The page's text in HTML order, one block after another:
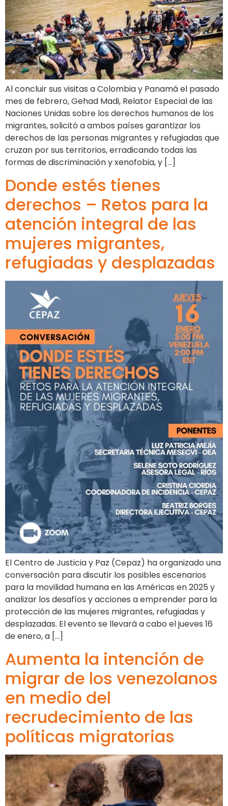
Al concluir sus visitas a Colombia y Panamá el pasado
mes de febrero, Gehad Madi, Relator Especial de las
Naciones Unidas sobre los derechos humanos de los
migrantes, solicitó a ambos países garantizar los
derechos de las personas migrantes y refugiadas que
cruzan por sus territorios, erradicando todas las
formas de discriminación y xenofobia, y […]
Donde estés tienes
derechos – Retos para la
atención integral de las
mujeres migrantes,
refugiadas y desplazadas
El Centro de Justicia y Paz (Cepaz) ha organizado una
conversación para discutir los posibles escenarios
para la movilidad humana en las Américas en 2025 y
analizar los desafíos y acciones a emprender para la
protección de las mujeres migrantes, refugiadas y
desplazadas. El evento se llevará a cabo el jueves 16
de enero, a […]
Aumenta la intención de
migrar de los venezolanos
en medio del
recrudecimiento de las
políticas migratorias